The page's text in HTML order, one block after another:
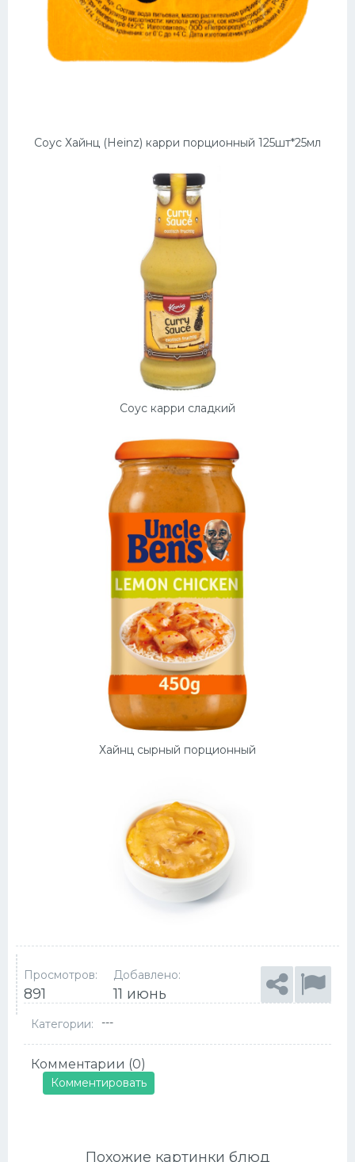
Соус Хайнц (Heinz) карри порционный 125шт*25мл
Соус карри сладкий
Хайнц сырный порционный
Просмотров:
891
Добавлено:
11 июнь
Категории: ---
Комментарии (0)
Комментировать
Похожие картинки блюд